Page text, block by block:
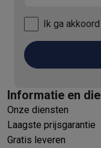
Ik ga
Informatie en
Onze diensten
Laagste prijsgarantie
Gratis leveren